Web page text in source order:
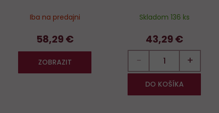
Iba na predajni
58,29 €
ZOBRAZIT
Skladom 136 ks
43,29 €
− +
DO KOŠÍKA